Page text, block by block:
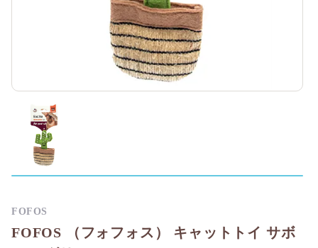
FOFOS （フォフォス） キャットトイ サボ
FOFOS